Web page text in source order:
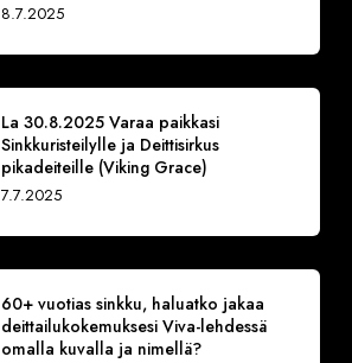
8.7.2025
La 30.8.2025 Varaa paikkasi
Sinkkuristeilylle ja Deittisirkus
pikadeiteille (Viking Grace)
7.7.2025
60+ vuotias sinkku, haluatko jakaa
deittailukokemuksesi Viva-lehdessä
omalla kuvalla ja nimellä?